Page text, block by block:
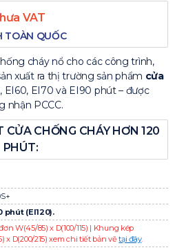
VAT
TOÀN QUỐC
cháy nổ cho các công trình,
xuất ra thị trường sản phẩm cửa
, EI60, EI70 và EI90 phút – được
nhận PCCC.
CHỐNG CHÁY HƠN 120
PHÚT:
phút (EI120).
W(45/85) x D(100/115) | Khung kép
x D(200/215) xem chi tiết bản vẽtại đây.